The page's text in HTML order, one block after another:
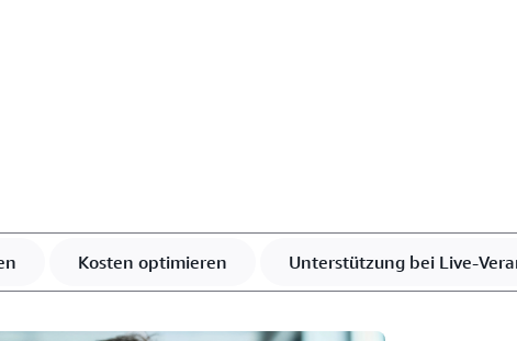
Kosten optimieren Unterstützung bei Live-